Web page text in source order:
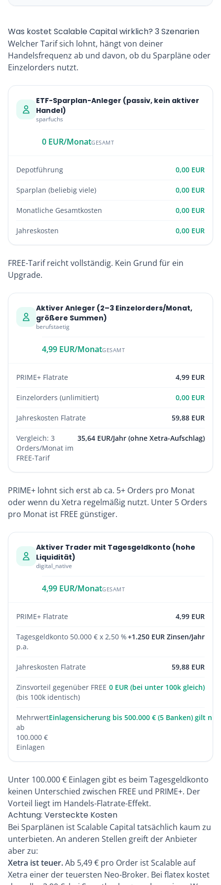
Was kostet Scalable Capital wirklich? 3 Szenarien
Welcher Tarif sich lohnt, hängt von deiner
Handelsfrequenz ab und davon, ob du Sparpläne oder
Einzelorders nutzt.
ETF-Sparplan-Anleger (passiv, kein aktiver
Handel)
sparfuchs
0 EUR/MonatGESAMT
Depotführung 0,00 EUR
Sparplan (beliebig viele) 0,00 EUR
Monatliche Gesamtkosten 0,00 EUR
Jahreskosten 0,00 EUR
FREE-Tarif reicht vollständig. Kein Grund für ein
Upgrade.
Aktiver Anleger (2–3 Einzelorders/Monat,
größere Summen)
berufstaetig
4,99 EUR/MonatGESAMT
PRIME+ Flatrate 4,99 EUR
Einzelorders (unlimitiert) 0,00 EUR
Jahreskosten Flatrate 59,88 EUR
Vergleich: 3
Orders/Monat im
FREE-Tarif
35,64 EUR/Jahr (ohne Xetra-Aufschlag)
PRIME+ lohnt sich erst ab ca. 5+ Orders pro Monat
oder wenn du Xetra regelmäßig nutzt. Unter 5 Orders
pro Monat ist FREE günstiger.
Aktiver Trader mit Tagesgeldkonto (hohe
Liquidität)
digital_native
4,99 EUR/MonatGESAMT
PRIME+ Flatrate 4,99 EUR
Tagesgeldkonto 50.000 € x 2,50 %
p.a.
+1.250 EUR Zinsen/Jahr
Jahreskosten Flatrate 59,88 EUR
Zinsvorteil gegenüber FREE
(bis 100k identisch)
0 EUR (bei unter 100k gleich)
Mehrwert
ab
100.000 €
Einlagen
Einlagensicherung bis 500.000 € (5 Banken) gilt nur
Unter 100.000 € Einlagen gibt es beim Tagesgeldkonto
keinen Unterschied zwischen FREE und PRIME+. Der
Vorteil liegt im Handels-Flatrate-Effekt.
Achtung: Versteckte Kosten
Bei Sparplänen ist Scalable Capital tatsächlich kaum zu
unterbieten. An anderen Stellen greift der Anbieter
aber zu:
Xetra ist teuer.Ab 5,49 € pro Order ist Scalable auf
Xetra einer der teuersten Neo-Broker. Bei flatex kostet